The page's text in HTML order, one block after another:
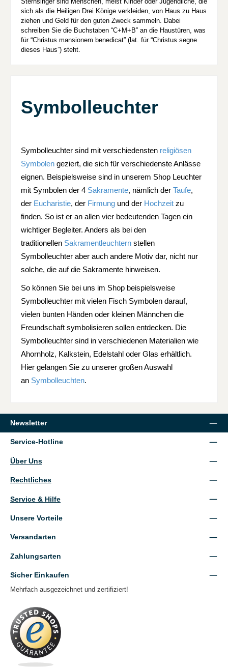
sich als die Heiligen Drei Könige verkleiden, von Haus zu Haus
ziehen und Geld für den guten Zweck sammeln. Dabei
schreiben Sie die Buchstaben “C+M+B” an die Haustüren, was
für “Christus mansionem benedicat” (lat. für “Christus segne
dieses Haus”) steht.
Symbolleuchter
Symbolleuchter sind mit verschiedensten religiösen
Symbolen geziert, die sich für verschiedenste Anlässe
eignen. Beispielsweise sind in unserem Shop Leuchter
mit Symbolen der 4 Sakramente, nämlich der Taufe,
der Eucharistie, der Firmung und der Hochzeit zu
finden. So ist er an allen vier bedeutenden Tagen ein
wichtiger Begleiter. Anders als bei den
traditionellen Sakramentleuchtern stellen
Symbolleuchter aber auch andere Motiv dar, nicht nur
solche, die auf die Sakramente hinweisen.
So können Sie bei uns im Shop beispielsweise
Symbolleuchter mit vielen Fisch Symbolen darauf,
vielen bunten Händen oder kleinen Männchen die
Freundschaft symbolisieren sollen entdecken. Die
Symbolleuchter sind in verschiedenen Materialien wie
Ahornholz, Kalkstein, Edelstahl oder Glas erhältlich.
Hier gelangen Sie zu unserer großen Auswahl
an Symbolleuchten.
Newsletter
Service-Hotline
Über Uns
Rechtliches
Service & Hilfe
Unsere Vorteile
Versandarten
Zahlungsarten
Sicher Einkaufen
Mehrfach ausgezeichnet und zertifiziert!